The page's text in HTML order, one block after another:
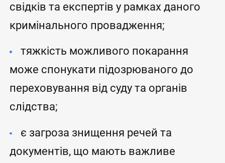
свідків та експертів у рамках даного
кримінального провадження;
тяжкість можливого покарання
може спонукати підозрюваного до
переховування від суду та органів
слідства;
є загроза знищення речей та
документів, що мають важливе